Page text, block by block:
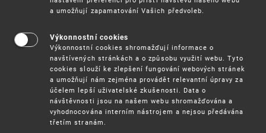
rozhodnutí
EUIPO
Za Úřad průmyslového vlastnictví opatřuje vykonatelné
rozhodnutí EUIPO doložkou vykonatelnosti vedoucí
a umožňují zapamatování Vašich předvoleb.
Výkonnostní cookies
Výkonnostní cookies shromažďují informace o
navštívených stránkách a o způsobu využití webu. Tyto
cookies slouží ke zlepšení fungování webových stránek
a umožňují nám zejména provádět relevantní úpravy za
účelem lepší uživatelské zkušenosti. Data o
návštěvnosti jsou na našem webu shromažďována a
vyhodnocována interním nástrojem a nejsou předávána
třetím stranám.